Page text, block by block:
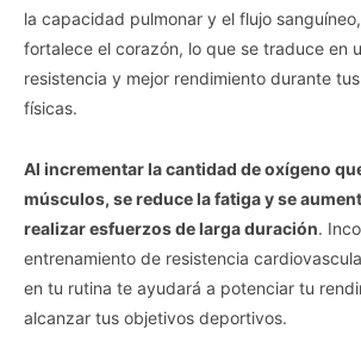
la capacidad pulmonar y el flujo
fortalece el corazón, lo que se traduce en
resistencia y mejor rendimiento durante
físicas.
Al incrementar la cantidad de oxígeno
músculos, se reduce la fatiga y se
realizar esfuerzos de larga duración.
entrenamiento de resistencia
en tu rutina te ayudará a potenciar tu
alcanzar tus objetivos deportivos.